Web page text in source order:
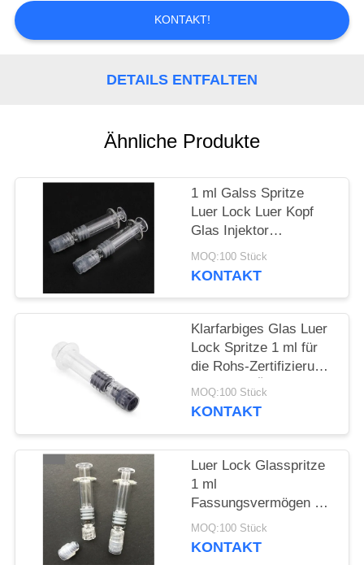
REFERENZEN
DATENSCHUTZRICHTLINIE
KONTAKT!
DETAILS ENTFALTEN
Ähnliche Produkte
1 ml Galss Spritze
Luer Lock Luer Kopf
Glas Injektor
Transparent mit
Messzeichen
MOQ:100 Stück
KONTAKT
Klarfarbiges Glas Luer
Lock Spritze 1 ml für
die Rohs-Zertifizierung
für dickes Öl
MOQ:100 Stück
KONTAKT
Luer Lock Glasspritze
1 ml
Fassungsvermögen mit
Messung Durchsichtige
Farbe
MOQ:100 Stück
KONTAKT